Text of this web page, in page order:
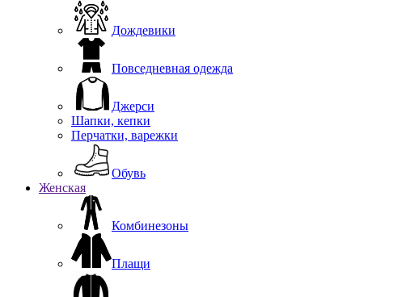
Дождевики
Повседневная одежда
Джерси
Шапки, кепки
Перчатки, варежки
Обувь
Женская
Комбинезоны
Плащи